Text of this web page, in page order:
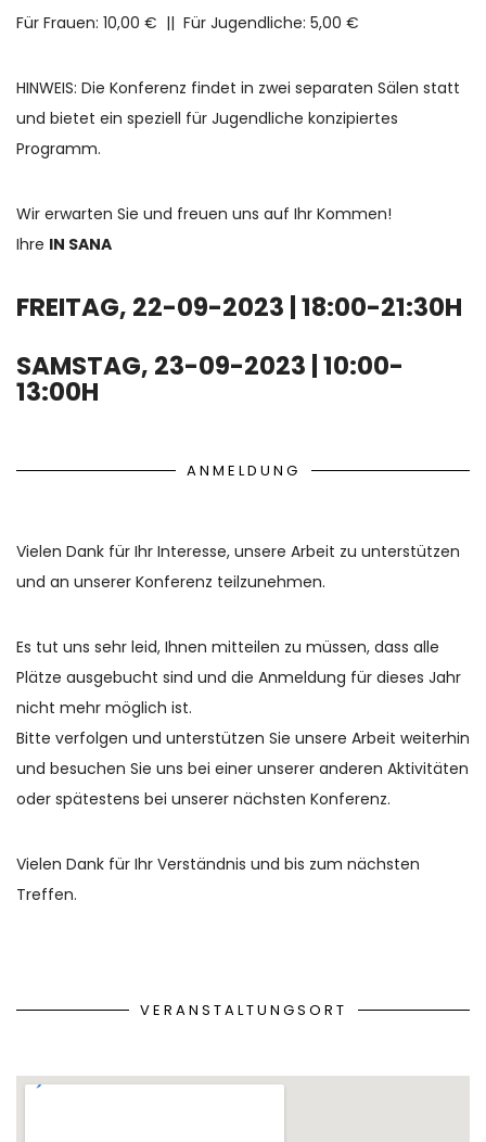
Für Frauen: 10,00 € || Für Jugendliche: 5,00 €
HINWEIS: Die Konferenz findet in zwei separaten Sälen statt
und bietet ein speziell für Jugendliche konzipiertes
Programm.
Wir erwarten Sie und freuen uns auf Ihr Kommen!
Ihre IN SANA
FREITAG, 22-09-2023 | 18:00-21:30H
SAMSTAG, 23-09-2023 | 10:00-
13:00H
ANMELDUNG
Vielen Dank für Ihr Interesse, unsere Arbeit zu unterstützen
und an unserer Konferenz teilzunehmen.
Es tut uns sehr leid, Ihnen mitteilen zu müssen, dass alle
Plätze ausgebucht sind und die Anmeldung für dieses Jahr
nicht mehr möglich ist.
Bitte verfolgen und unterstützen Sie unsere Arbeit weiterhin
und besuchen Sie uns bei einer unserer anderen Aktivitäten
oder spätestens bei unserer nächsten Konferenz.
Vielen Dank für Ihr Verständnis und bis zum nächsten
Treffen.
VERANSTALTUNGSORT